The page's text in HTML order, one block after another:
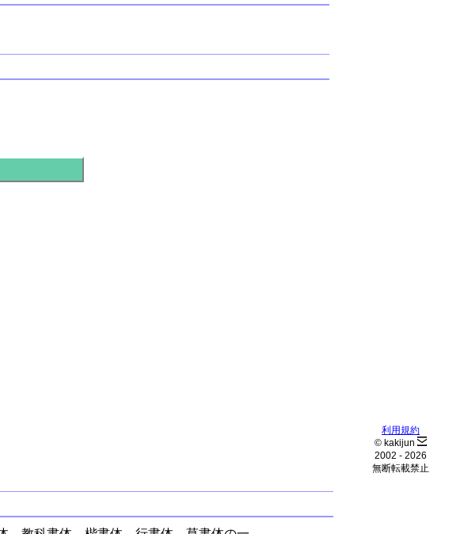
利用規約
© kakijun
2002 - 2026
無断転載禁止